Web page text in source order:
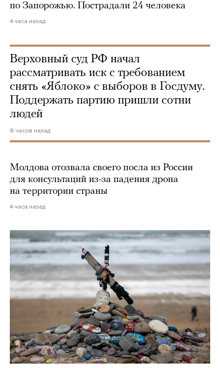
по Запорожью. Пострадали 24 человека
4 часа назад
Верховный суд РФ начал
рассматривать иск с требованием
снять «Яблоко» с выборов в Госдуму.
Поддержать партию пришли сотни
людей
8 часов назад
Молдова отозвала своего посла из России
для консультаций из-за падения дрона
на территории страны
4 часа назад